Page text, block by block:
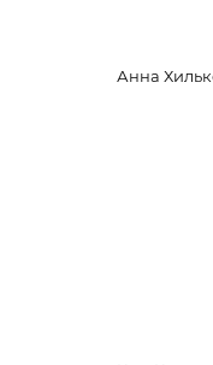
Анна